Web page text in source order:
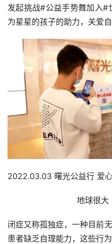
发起挑战#公益手势舞加入#
为星星的孩子的助力，关爱
2022.03.03 曙光公益行 爱
地球很大
闭症又称孤独症，一种目前
患者缺乏自理能力，这些行